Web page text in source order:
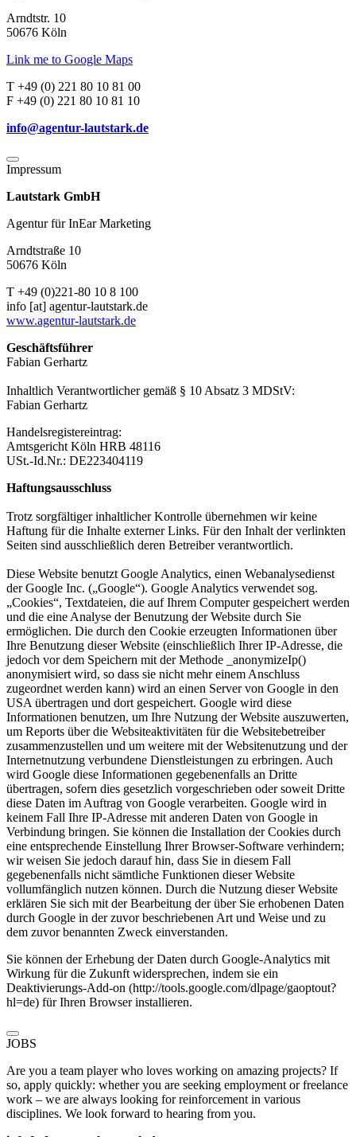
Arndtstr. 10
50676 Köln
Link me to Google Maps
T +49 (0) 221 80 10 81 00
F +49 (0) 221 80 10 81 10
info@agentur-lautstark.de
Impressum
Lautstark GmbH
Agentur für InEar Marketing
Arndtstraße 10
50676 Köln
T +49 (0)221-80 10 8 100
info [at] agentur-lautstark.de
www.agentur-lautstark.de
Geschäftsführer
Fabian Gerhartz
Inhaltlich Verantwortlicher gemäß § 10 Absatz 3 MDStV:
Fabian Gerhartz
Handelsregistereintrag:
Amtsgericht Köln HRB 48116
USt.-Id.Nr.: DE223404119
Haftungsausschluss
Trotz sorgfältiger inhaltlicher Kontrolle übernehmen wir keine
Haftung für die Inhalte externer Links. Für den Inhalt der verlinkten
Seiten sind ausschließlich deren Betreiber verantwortlich.
Diese Website benutzt Google Analytics, einen Webanalysedienst
der Google Inc. („Google“). Google Analytics verwendet sog.
„Cookies“, Textdateien, die auf Ihrem Computer gespeichert werden
und die eine Analyse der Benutzung der Website durch Sie
ermöglichen. Die durch den Cookie erzeugten Informationen über
Ihre Benutzung dieser Website (einschließlich Ihrer IP-Adresse, die
jedoch vor dem Speichern mit der Methode _anonymizeIp()
anonymisiert wird, so dass sie nicht mehr einem Anschluss
zugeordnet werden kann) wird an einen Server von Google in den
USA übertragen und dort gespeichert. Google wird diese
Informationen benutzen, um Ihre Nutzung der Website auszuwerten,
um Reports über die Websiteaktivitäten für die Websitebetreiber
zusammenzustellen und um weitere mit der Websitenutzung und der
Internetnutzung verbundene Dienstleistungen zu erbringen. Auch
wird Google diese Informationen gegebenenfalls an Dritte
übertragen, sofern dies gesetzlich vorgeschrieben oder soweit Dritte
diese Daten im Auftrag von Google verarbeiten. Google wird in
keinem Fall Ihre IP-Adresse mit anderen Daten von Google in
Verbindung bringen. Sie können die Installation der Cookies durch
eine entsprechende Einstellung Ihrer Browser-Software verhindern;
wir weisen Sie jedoch darauf hin, dass Sie in diesem Fall
gegebenenfalls nicht sämtliche Funktionen dieser Website
vollumfänglich nutzen können. Durch die Nutzung dieser Website
erklären Sie sich mit der Bearbeitung der über Sie erhobenen Daten
durch Google in der zuvor beschriebenen Art und Weise und zu
dem zuvor benannten Zweck einverstanden.
Sie können der Erhebung der Daten durch Google-Analytics mit
Wirkung für die Zukunft widersprechen, indem sie ein
Deaktivierungs-Add-on (http://tools.google.com/dlpage/gaoptout?
hl=de) für Ihren Browser installieren.
JOBS
Are you a team player who loves working on amazing projects? If
so, apply quickly: whether you are seeking employment or freelance
work – we are always looking for reinforcement in various
disciplines. We look forward to hearing from you.